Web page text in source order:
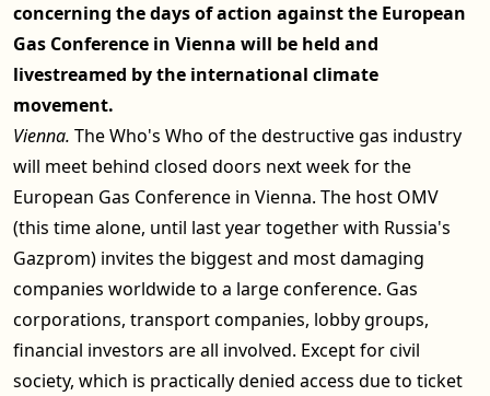
concerning the days of action against the European
Gas Conference in Vienna will be held and
livestreamed by the international climate
movement.
Vienna. The Who's Who of the destructive gas industry
will meet behind closed doors next week for the
European Gas Conference in Vienna. The host OMV
(this time alone, until last year together with Russia's
Gazprom) invites the biggest and most damaging
companies worldwide to a large conference. Gas
corporations, transport companies, lobby groups,
financial investors are all involved. Except for civil
society, which is practically denied access due to ticket